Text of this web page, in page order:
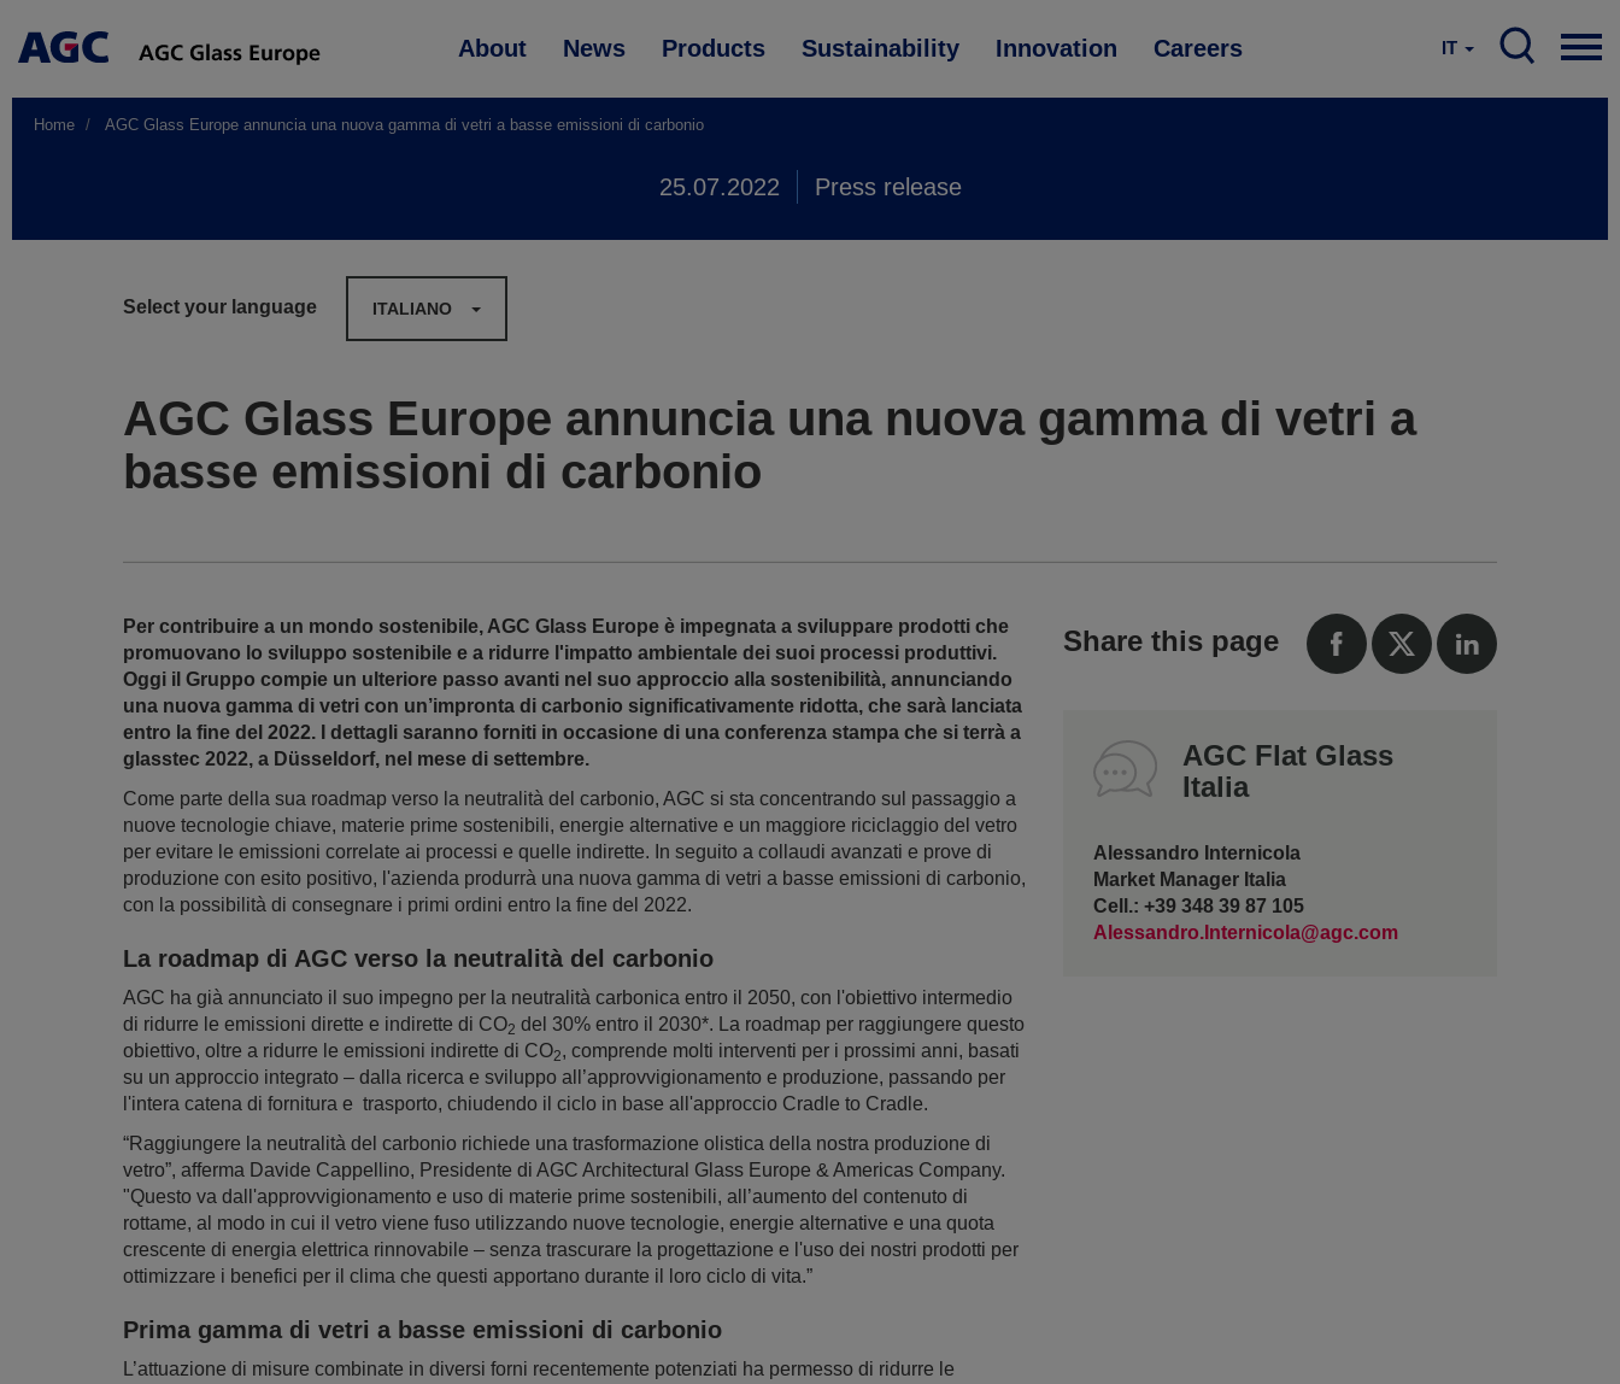
Main
About News Products Sustainability Innovation Careers IT
Home AGC Glass Europe annuncia una nuova gamma di vetri a basse emissioni di carbonio
25.07.2022 Press release
Select your language ITALIANO
AGC Glass Europe annuncia una nuova gamma di vetri a
basse emissioni di carbonio
Per contribuire a un mondo sostenibile, AGC Glass Europe è impegnata a sviluppare prodotti che
promuovano lo sviluppo sostenibile e a ridurre l'impatto ambientale dei suoi processi produttivi.
Oggi il Gruppo compie un ulteriore passo avanti nel suo approccio alla sostenibilità, annunciando
una nuova gamma di vetri con un’impronta di carbonio significativamente ridotta, che sarà lanciata
entro la fine del 2022. I dettagli saranno forniti in occasione di una conferenza stampa che si terrà a
glasstec 2022, a Düsseldorf, nel mese di settembre.
Come parte della sua roadmap verso la neutralità del carbonio, AGC si sta concentrando sul passaggio a
nuove tecnologie chiave, materie prime sostenibili, energie alternative e un maggiore riciclaggio del vetro
per evitare le emissioni correlate ai processi e quelle indirette. In seguito a collaudi avanzati e prove di
produzione con esito positivo, l'azienda produrrà una nuova gamma di vetri a basse emissioni di carbonio,
con la possibilità di consegnare i primi ordini entro la fine del 2022.
La roadmap di AGC verso la neutralità del carbonio
AGC ha già annunciato il suo impegno per la neutralità carbonica entro il 2050, con l'obiettivo intermedio
di ridurre le emissioni dirette e indirette di CO2 del 30% entro il 2030*. La roadmap per raggiungere questo
obiettivo, oltre a ridurre le emissioni indirette di CO2, comprende molti interventi per i prossimi anni, basati
su un approccio integrato – dalla ricerca e sviluppo all’approvvigionamento e produzione, passando per
l'intera catena di fornitura e trasporto, chiudendo il ciclo in base all'approccio Cradle to Cradle.
“Raggiungere la neutralità del carbonio richiede una trasformazione olistica della nostra produzione di
vetro”, afferma Davide Cappellino, Presidente di AGC Architectural Glass Europe & Americas Company.
"Questo va dall'approvvigionamento e uso di materie prime sostenibili, all’aumento del contenuto di
rottame, al modo in cui il vetro viene fuso utilizzando nuove tecnologie, energie alternative e una quota
crescente di energia elettrica rinnovabile – senza trascurare la progettazione e l'uso dei nostri prodotti per
ottimizzare i benefici per il clima che questi apportano durante il loro ciclo di vita.”
Prima gamma di vetri a basse emissioni di carbonio
L’attuazione di misure combinate in diversi forni recentemente potenziati ha permesso di ridurre le
Share this page
AGC Flat Glass
Italia
Alessandro Internicola
Market Manager Italia
Cell.: +39 348 39 87 105
Alessandro.Internicola@agc.com